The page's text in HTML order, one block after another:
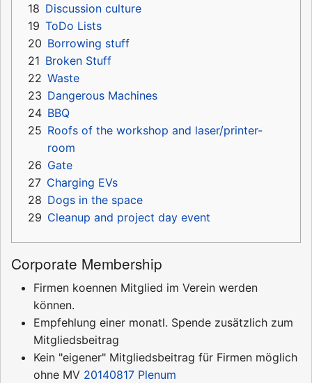
18 Discussion culture
19 ToDo Lists
20 Borrowing stuff
21 Broken Stuff
22 Waste
23 Dangerous Machines
24 BBQ
25 Roofs of the workshop and laser/printer-
room
26 Gate
27 Charging EVs
28 Dogs in the space
29 Cleanup and project day event
Corporate Membership
Firmen koennen Mitglied im Verein werden
können.
Empfehlung einer monatl. Spende zusätzlich zum
Mitgliedsbeitrag
Kein "eigener" Mitgliedsbeitrag für Firmen möglich
ohne MV 20140817 Plenum